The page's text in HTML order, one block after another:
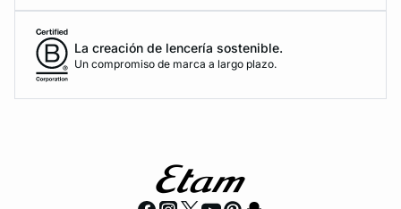
La creación de lencería sostenible.
Un compromiso de marca a largo plazo.